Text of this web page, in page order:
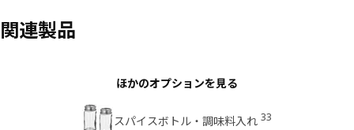
関連製品
ほかのオプションを見る
スパイスボトル・調味料入れ 33